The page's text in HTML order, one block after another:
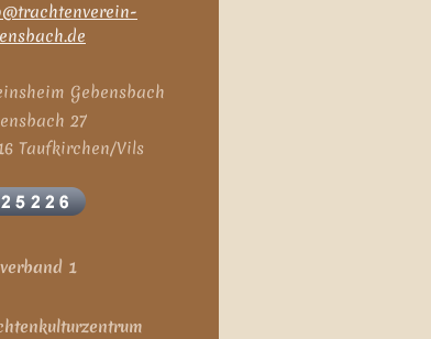
Gebensbach
27
Taufkirchen/Vils
1